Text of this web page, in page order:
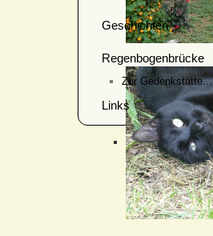
Geschichten
Regenbogenbrücke
Zur Gedenkstätte...
Links